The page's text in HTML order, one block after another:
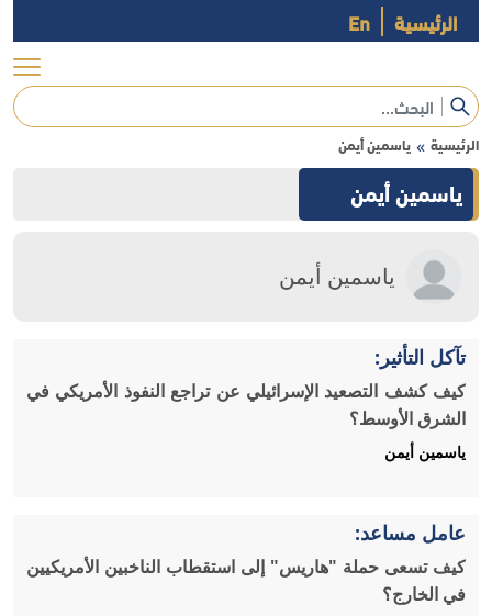
الرئيسية En
الرئيسية » ياسمين أيمن
ياسمين أيمن
ياسمين أيمن
تآكل التأثير:
كيف كشف التصعيد الإسرائيلي عن تراجع النفوذ الأمريكي في
الشرق الأوسط؟
ياسمين أيمن
عامل مساعد:
كيف تسعى حملة "هاريس" إلى استقطاب الناخبين الأمريكيين
في الخارج؟